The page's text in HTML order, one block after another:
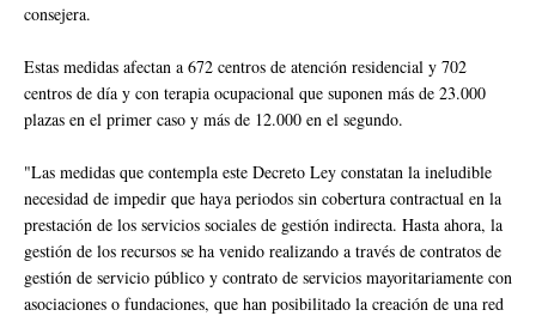
consejera.
Estas medidas afectan a 672 centros de atención residencial y 702
centros de día y con terapia ocupacional que suponen más de 23.000
plazas en el primer caso y más de 12.000 en el segundo.
"Las medidas que contempla este Decreto Ley constatan la ineludible
necesidad de impedir que haya periodos sin cobertura contractual en la
prestación de los servicios sociales de gestión indirecta. Hasta ahora, la
gestión de los recursos se ha venido realizando a través de contratos de
gestión de servicio público y contrato de servicios mayoritariamente con
asociaciones o fundaciones, que han posibilitado la creación de una red